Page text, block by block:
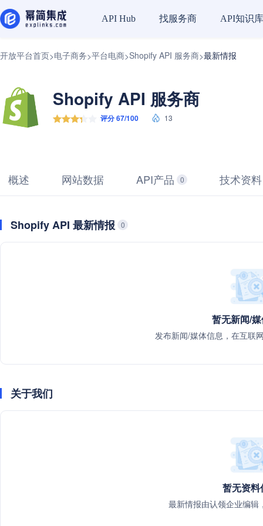
API Hub 找服务商 API知识库
开放平台首页>电子商务>平台电商>Shopify API 服务商>最新情报
Shopify API 服务商
评分 67/100 13
概述 网站数据 API产品 0 技术资料
Shopify API 最新情报 0
暂无新闻/
发布新闻/媒体信息，在互联
关于我们
暂无资料
最新情报由认领企业编辑